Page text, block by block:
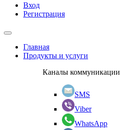
Вход
Регистрация
Главная
Продукты и услуги
Каналы коммуникации
SMS
Viber
WhatsApp